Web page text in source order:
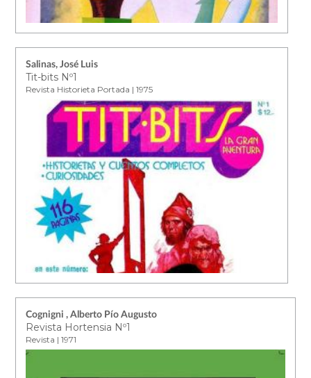
Salinas, José Luis
Tit-bits Nº1
Revista Historieta Portada | 1975
Cognigni , Alberto Pío Augusto
Revista Hortensia Nº1
Revista | 1971